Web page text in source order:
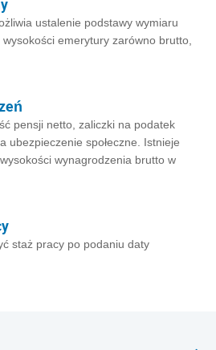
ustalenie podstawy wymiaru
emerytury zarówno brutto,
pensji netto, zaliczki na podatek
ubezpieczenie społeczne. Istnieje
wynagrodzenia brutto w
staż pracy po podaniu daty